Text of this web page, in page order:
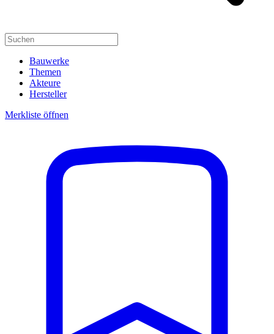
Bauwerke
Themen
Akteure
Hersteller
Merkliste öffnen